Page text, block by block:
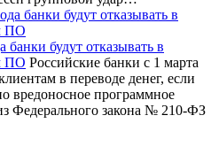
сбили 397 украинских
ПВО перехватили и уничтожили
Азовского моря 397
в Минобороны России.